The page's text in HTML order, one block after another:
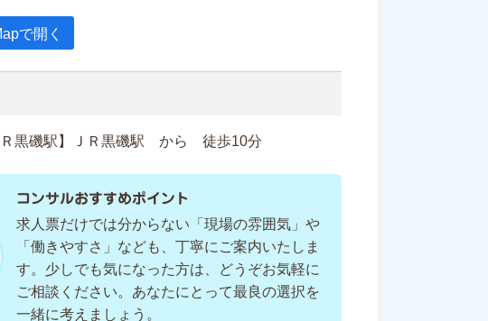
で開く
Ｒ黒磯駅】ＪＲ黒磯駅 から 徒歩10分
コンサルおすすめポイント
求人票だけでは分からない「現場の雰囲気」や
「働きやすさ」なども、丁寧にご案内いたしま
す。少しでも気になった方は、どうぞお気軽に
ご相談ください。あなたにとって最良の選択を
一緒に考えましょう。